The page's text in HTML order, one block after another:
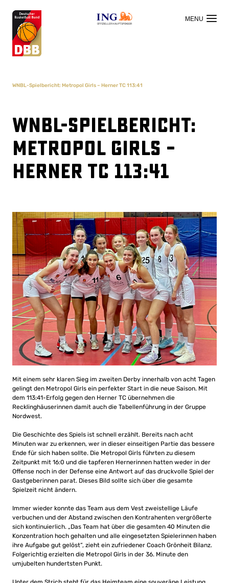
OFFIZIELLER HAUPTSPONSOR
WNBL-Spielbericht: Metropol Girls – Herner TC 113:41
WNBL-Spielbericht:
Metropol Girls –
Herner TC 113:41
Mit einem sehr klaren Sieg im zweiten Derby innerhalb von acht Tagen
gelingt den Metropol Girls ein perfekter Start in die neue Saison. Mit
dem 113:41-Erfolg gegen den Herner TC übernehmen die
Recklinghäuserinnen damit auch die Tabellenführung in der Gruppe
Nordwest.
Die Geschichte des Spiels ist schnell erzählt. Bereits nach acht
Minuten war zu erkennen, wer in dieser einseitigen Partie das bessere
Ende für sich haben sollte. Die Metropol Girls führten zu diesem
Zeitpunkt mit 16:0 und die tapferen Hernerinnen hatten weder in der
Offense noch in der Defense eine Antwort auf das druckvolle Spiel der
Gastgeberinnen parat. Dieses Bild sollte sich über die gesamte
Spielzeit nicht ändern.
Immer wieder konnte das Team aus dem Vest zweistellige Läufe
verbuchen und der Abstand zwischen den Kontrahenten vergrößerte
sich kontinuierlich. „Das Team hat über die gesamten 40 Minuten die
Konzentration hoch gehalten und alle eingesetzten Spielerinnen haben
ihre Aufgabe gut gelöst“, zieht ein zufriedener Coach Grönheit Bilanz.
Folgerichtig erzielten die Metropol Girls in der 36. Minute den
umjubelten hundertsten Punkt.